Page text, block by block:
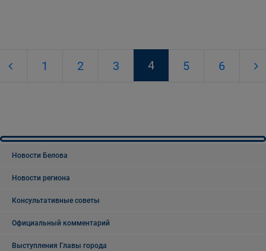
1 2 3 4 5 6
Новости Белова
Новости региона
Консультативные советы
Официальный комментарий
Выступления Главы города